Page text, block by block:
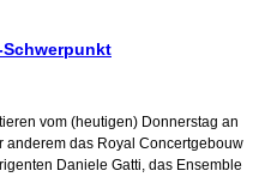
vom (heutigen) Donnerstag an
anderem das Royal Concertgebouw
Daniele Gatti, das Ensemble